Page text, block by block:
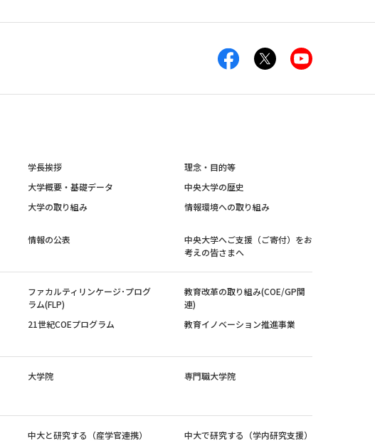
学長挨拶
理念・目的等
大学概要・基礎データ
中央大学の歴史
大学の取り組み 情報環境への取り組み
情報の公表
中央大学へご支援（ご寄付）をお
考えの皆さまへ
ファカルティリンケージ･プログ
ラム(FLP)
教育改革の取り組み(COE/GP関
連)
21世紀COEプログラム 教育イノベーション推進事業
大学院
専門職大学院
中大と研究する（産学官連携）
中大で研究する（学内研究支援）